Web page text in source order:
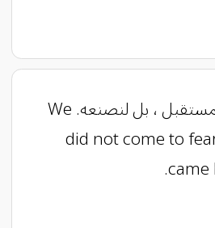
‏لم نُخلق لنخشى المستقبل ، بل لنصنعه. We
did not come to